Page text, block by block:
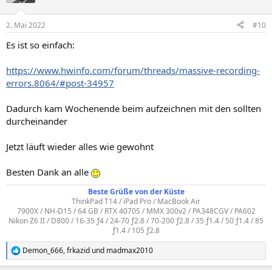
2. Mai 2022 #10
Es ist so einfach:
https://www.hwinfo.com/forum/threads/massive-recording-
errors.8064/#post-34957
Dadurch kam Wochenende beim aufzeichnen mit den sollten
durcheinander
Jetzt läuft wieder alles wie gewohnt
Besten Dank an alle
Beste Grüße von der Küste
ThinkPad T14 / iPad Pro / MacBook Air
7900X / NH-D15 / 64 GB / RTX 4070S / MMX 300v2 / PA348CGV / PA602
Nikon Z6 II / D800 / 16-35 ƒ4 / 24-70 ƒ2.8 / 70-200 ƒ2.8 / 35 ƒ1.4 / 50 ƒ1.4 / 85
ƒ1.4 / 105 ƒ2.8
R
e
Demon_666,frkazid und madmax2010